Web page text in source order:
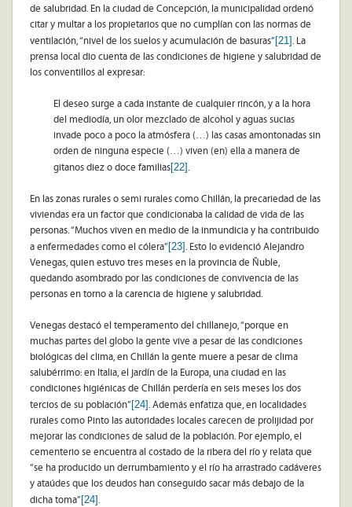
de salubridad. En la ciudad de Concepción, la municipalidad ordenó
citar y multar a los propietarios que no cumplían con las normas de
ventilación, “nivel de los suelos y acumulación de basuras” [21]. La
prensa local dio cuenta de las condiciones de higiene y salubridad de
los conventillos al expresar:
El deseo surge a cada instante de cualquier rincón, y a la hora
del mediodía, un olor mezclado de alcohol y aguas sucias
invade poco a poco la atmósfera (…) las casas amontonadas sin
orden de ninguna especie (…) viven (en) ella a manera de
gitanos diez o doce familias[22].
En las zonas rurales o semi rurales como Chillán, la precariedad de las
viviendas era un factor que condicionaba la calidad de vida de las
personas. “Muchos viven en medio de la inmundicia y ha contribuido
a enfermedades como el cólera” [23]. Esto lo evidenció Alejandro
Venegas, quien estuvo tres meses en la provincia de Ñuble,
quedando asombrado por las condiciones de convivencia de las
personas en torno a la carencia de higiene y salubridad.
Venegas destacó el temperamento del chillanejo, “porque en
muchas partes del globo la gente vive a pesar de las condiciones
biológicas del clima, en Chillán la gente muere a pesar de clima
salubérrimo: en Italia, el jardín de la Europa, una ciudad en las
condiciones higiénicas de Chillán perdería en seis meses los dos
tercios de su población” [24]. Además enfatiza que, en localidades
rurales como Pinto las autoridades locales carecen de prolijidad por
mejorar las condiciones de salud de la población. Por ejemplo, el
cementerio se encuentra al costado de la ribera del río y relata que
“se ha producido un derrumbamiento y el río ha arrastrado cadáveres
y ataúdes que los deudos han conseguido sacar más debajo de la
dicha toma” [24].